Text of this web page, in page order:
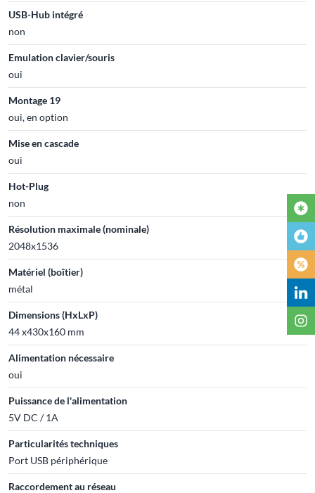
USB-Hub intégré
non
Emulation clavier/souris
oui
Montage 19
oui, en option
Mise en cascade
oui
Hot-Plug
non
Résolution maximale (nominale)
2048x1536
Matériel (boîtier)
métal
Dimensions (HxLxP)
44 x430x160 mm
Alimentation nécessaire
oui
Puissance de l'alimentation
5V DC / 1A
Particularités techniques
Port USB périphérique
Raccordement au réseau